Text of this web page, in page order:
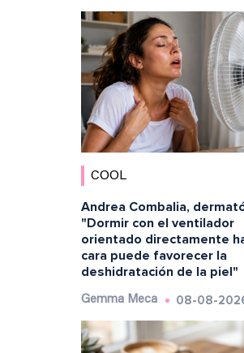
COOL
Andrea Combalia,
"Dormir con el ventilador
orientado directamente
cara puede favorecer la
deshidratación de la piel"
Gemma Meca 08-08-